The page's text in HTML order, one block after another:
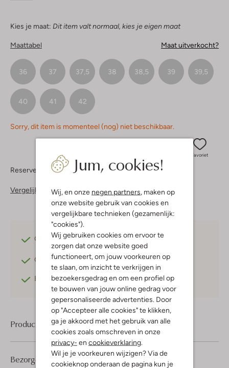
Jum, cookies!
Wij, en onze negen partners , maken op
onze website gebruik van cookies en
vergelijkbare technieken (gezamenlijk:
"cookies").
Wij gebruiken cookies om ervoor te
zorgen dat onze website goed
functioneert, om jouw voorkeuren op
te slaan, om inzicht te verkrijgen in
bezoekersgedrag en om een profiel op
te bouwen van jouw online gedrag voor
gepersonaliseerde advertenties. Door
op "Accepteer alle cookies" te klikken,
ga je akkoord met het gebruik van alle
cookies zoals omschreven in onze
privacy- en cookieverklaring
Wil je je voorkeuren wijzigen? Via de
cookieknop onderaan de pagina kun je
Kies je maat: Dit item valt normaal, kies je eigen maat
Maattabel Maat uitverkocht?
36 37 37,5 38 38,5 39 39,5
40 41 42
Sorry, dit item is momenteel (nog) niet beschikbaar.
Favoriet
Reserveer direct in een van onze 37 boutiques
Vergelijkbare items
Gratis verzendingvanaf €75,-
Gratis retournerenbinnen 30 dagen*
Betaal achterafmet Klarna
Product informatie
Bezorgen & retourneren